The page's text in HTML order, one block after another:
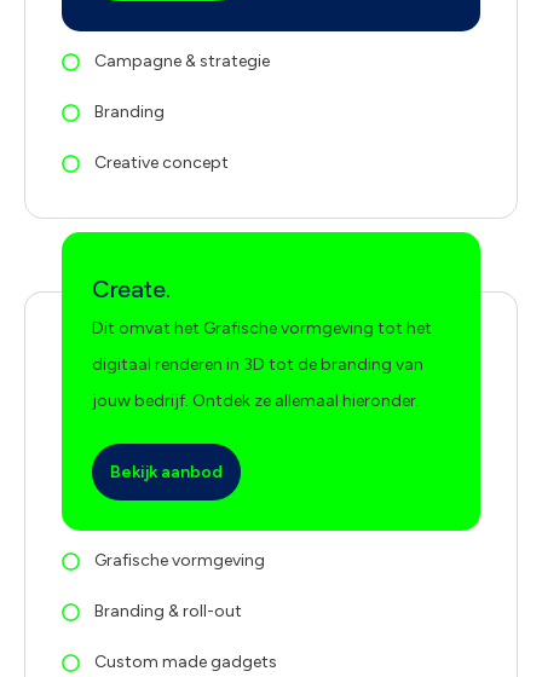
Campagne & strategie
Branding
Creative concept
Create.
Dit omvat het Grafische vormgeving tot het
digitaal renderen in 3D tot de branding van
jouw bedrijf. Ontdek ze allemaal hieronder.
Bekijk aanbod
Grafische vormgeving
Branding & roll-out
Custom made gadgets